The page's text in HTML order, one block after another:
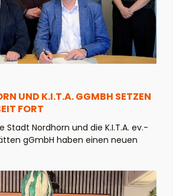
UND K.I.T.A. GGMBH SETZEN
FORT
Stadt Nordhorn und die K.I.T.A. ev.-
gGmbH haben einen neuen